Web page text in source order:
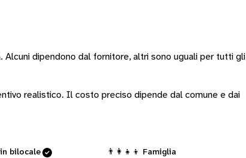
Alcuni dipendono dal fornitore, altri sono uguali per tutti gli
realistico. Il costo preciso dipende dal comune e dai
bilocale
👨‍👩‍👧‍👦 Famiglia